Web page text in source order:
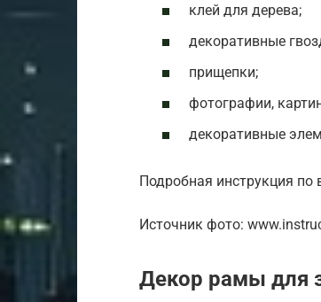
клей для дерева;
декоративные
прищепки;
фотографии,
декоративные
Подробная инструкция
Источник фото:
Декор рамы для